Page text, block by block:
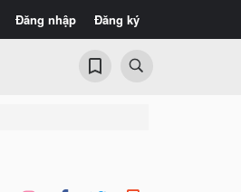
Đăng nhập Đăng ký